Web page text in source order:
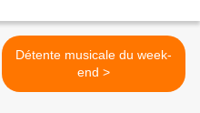
Détente musicale du week-
end >